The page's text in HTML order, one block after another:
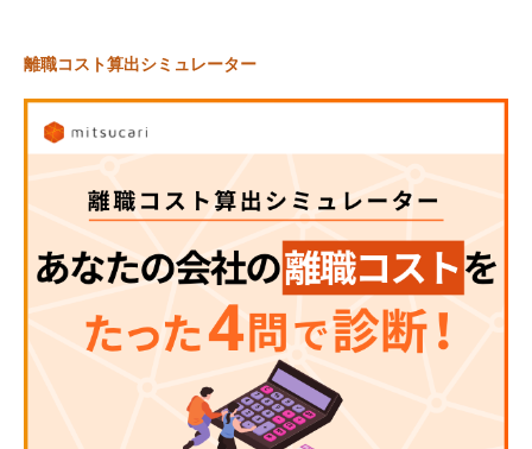
離職コスト算出シミュレーター